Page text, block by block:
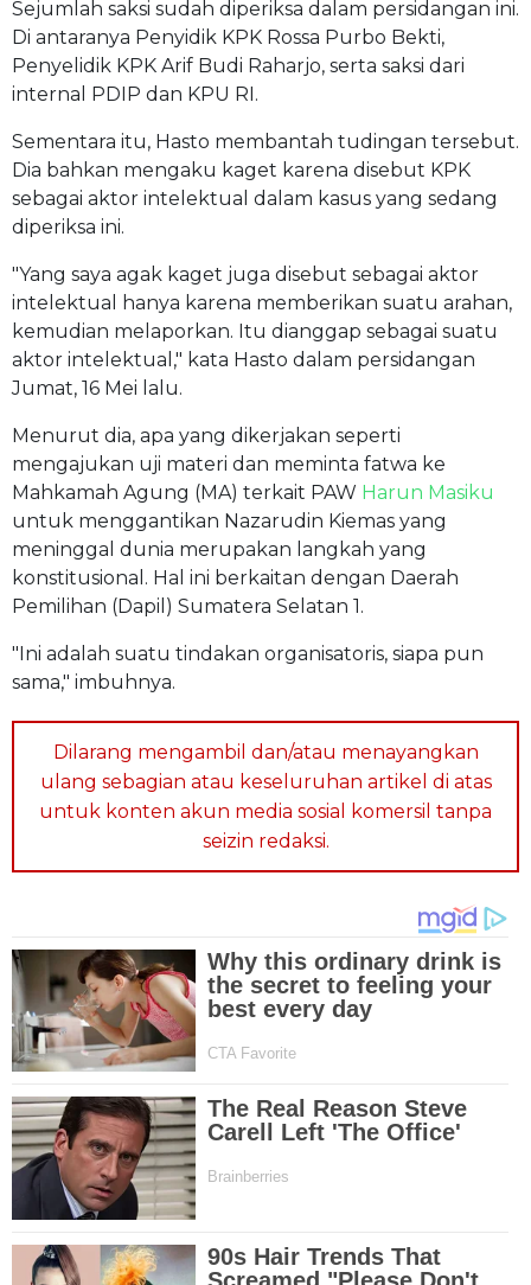
Sejumlah saksi sudah diperiksa dalam persidangan ini.
Di antaranya Penyidik KPK Rossa Purbo Bekti,
Penyelidik KPK Arif Budi Raharjo, serta saksi dari
internal PDIP dan KPU RI.
Sementara itu, Hasto membantah tudingan tersebut.
Dia bahkan mengaku kaget karena disebut KPK
sebagai aktor intelektual dalam kasus yang sedang
diperiksa ini.
"Yang saya agak kaget juga disebut sebagai aktor
intelektual hanya karena memberikan suatu arahan,
kemudian melaporkan. Itu dianggap sebagai suatu
aktor intelektual," kata Hasto dalam persidangan
Jumat, 16 Mei lalu.
Menurut dia, apa yang dikerjakan seperti
mengajukan uji materi dan meminta fatwa ke
Mahkamah Agung (MA) terkait PAW Harun Masiku
untuk menggantikan Nazarudin Kiemas yang
meninggal dunia merupakan langkah yang
konstitusional. Hal ini berkaitan dengan Daerah
Pemilihan (Dapil) Sumatera Selatan 1.
"Ini adalah suatu tindakan organisatoris, siapa pun
sama," imbuhnya.
Dilarang mengambil dan/atau menayangkan
ulang sebagian atau keseluruhan artikel di atas
untuk konten akun media sosial komersil tanpa
seizin redaksi.